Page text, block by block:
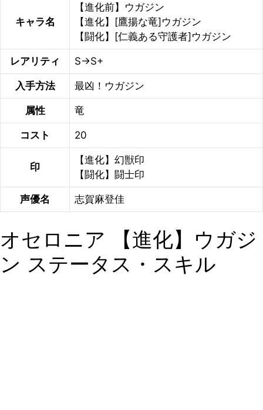
キャラ名
【進化前】ウガジン
【進化】[鷹揚な竜]ウガジン
【闘化】[仁義ある守護者]ウガジン
レアリティ S→S+
入手方法 最凶！ウガジン
属性 竜
コスト 20
印
【進化】幻獣印
【闘化】闘士印
声優名 志賀麻登佳
オセロニア 【進化】ウガジ
ン ステータス・スキル